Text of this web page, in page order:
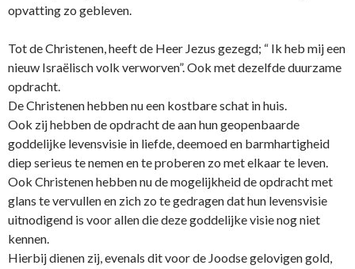
opvatting zo gebleven.
Tot de Christenen, heeft de Heer Jezus gezegd; “ Ik heb mij een
nieuw Israëlisch volk verworven”. Ook met dezelfde duurzame
opdracht.
De Christenen hebben nu een kostbare schat in huis.
Ook zij hebben de opdracht de aan hun geopenbaarde
goddelijke levensvisie in liefde, deemoed en barmhartigheid
diep serieus te nemen en te proberen zo met elkaar te leven.
Ook Christenen hebben nu de mogelijkheid de opdracht met
glans te vervullen en zich zo te gedragen dat hun levensvisie
uitnodigend is voor allen die deze goddelijke visie nog niet
kennen.
Hierbij dienen zij, evenals dit voor de Joodse gelovigen gold,